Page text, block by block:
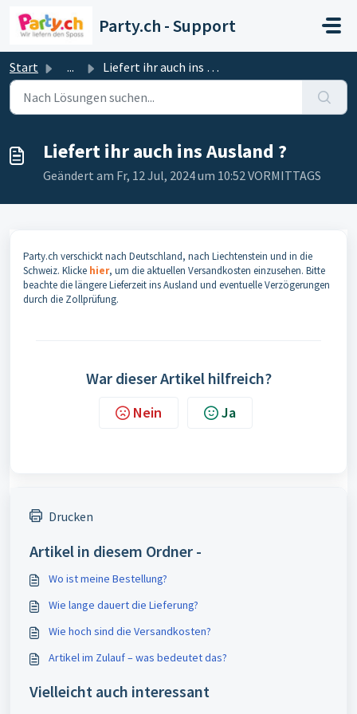
Party.ch - Support
Start ... Liefert ihr auch ins Ausland ?
Liefert ihr auch ins Ausland ?
Geändert am Fr, 12 Jul, 2024 um 10:52 VORMITTAGS
Party.ch verschickt nach Deutschland, nach Liechtenstein und in die
Schweiz. Klicke hier, um die aktuellen Versandkosten einzusehen. Bitte
beachte die längere Lieferzeit ins Ausland und eventuelle Verzögerungen
durch die Zollprüfung.
War dieser Artikel hilfreich?
Nein Ja
Drucken
Artikel in diesem Ordner -
Wo ist meine Bestellung?
Wie lange dauert die Lieferung?
Wie hoch sind die Versandkosten?
Artikel im Zulauf – was bedeutet das?
Vielleicht auch interessant